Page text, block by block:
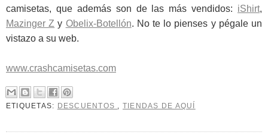
camisetas, que además son de las más vendidos: iShirt,
Mazinger Z y Obelix-Botellón. No te lo pienses y pégale un
vistazo a su web.
www.crashcamisetas.com
ETIQUETAS: DESCUENTOS , TIENDAS DE AQUÍ